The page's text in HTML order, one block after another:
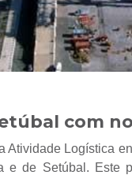
com
Atividade Logística
e de Setúbal. Este